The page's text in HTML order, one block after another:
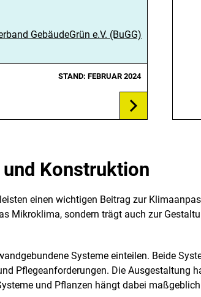
GebäudeGrün e.V. (BuGG)
STAND: FEBRUAR 2024
Konstruktion
einen wichtigen Beitrag zur
Mikroklima, sondern trägt auch zur
Systeme einteilen. Beide
Pflegeanforderungen. Die Ausgestaltung
und Pflanzen hängt dabei